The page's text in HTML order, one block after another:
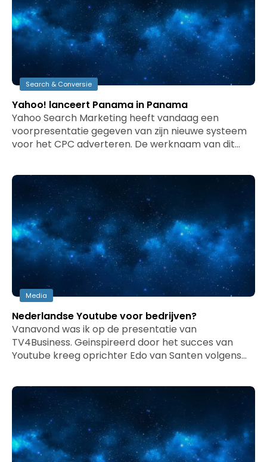
Search & Conversie
Yahoo! lanceert Panama in Panama
Yahoo Search Marketing heeft vandaag een
voorpresentatie gegeven van zijn nieuwe systeem
voor het CPC adverteren. De werknaam van dit…
Media
Nederlandse Youtube voor bedrijven?
Vanavond was ik op de presentatie van
TV4Business. Geinspireerd door het succes van
Youtube kreeg oprichter Edo van Santen volgens…